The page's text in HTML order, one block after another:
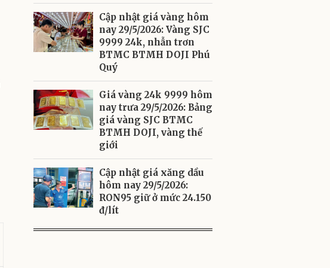
Cập nhật giá vàng hôm
nay 29/5/2026: Vàng SJC
9999 24k, nhẫn trơn
BTMC BTMH DOJI Phú
Quý
Giá vàng 24k 9999 hôm
nay trưa 29/5/2026: Bảng
giá vàng SJC BTMC
BTMH DOJI, vàng thế
giới
Cập nhật giá xăng dầu
hôm nay 29/5/2026:
RON95 giữ ở mức 24.150
đ/lít